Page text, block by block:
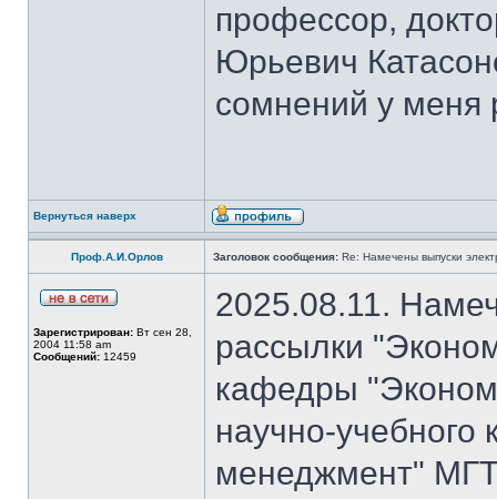
профессор,
Юрьевич
сомнений у меня
Вернуться наверх
Проф.А.И.Орлов Заголовок сообщения: Re: Намечены выпуски
Зарегистрирован: Вт сен 28,
2004 11:58 am
Сообщений: 12459
2025.08.11.
рассылки
кафедры
научно-
менеджмент"